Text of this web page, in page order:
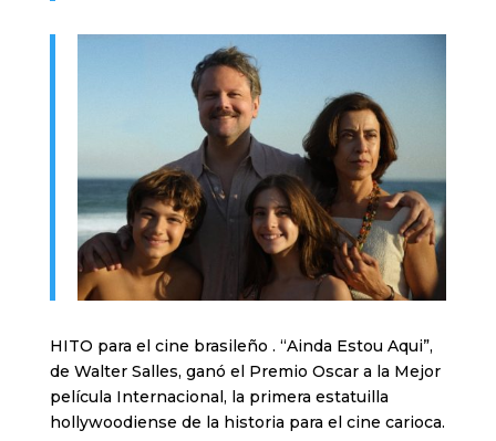
HITO para el cine brasileño . “Ainda Estou Aqui”,
de Walter Salles, ganó el Premio Oscar a la Mejor
película Internacional, la primera estatuilla
hollywoodiense de la historia para el cine carioca.